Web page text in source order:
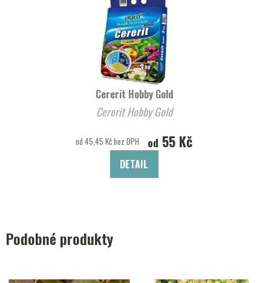
Cererit Hobby Gold
Cererit Hobby Gold
od 45,45 Kč bez DPH od 55 Kč
DETAIL
Podobné produkty